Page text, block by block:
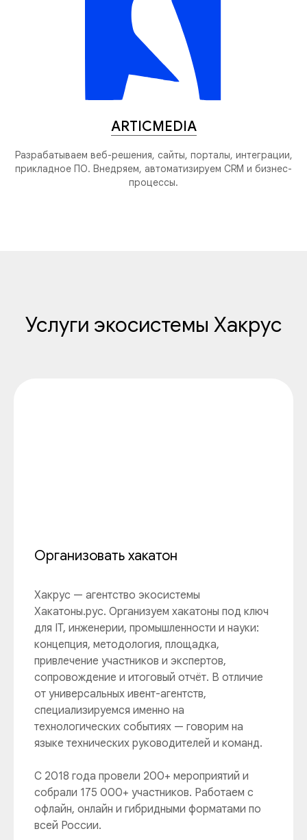
ARTICMEDIA
Разрабатываем веб-решения, сайты, порталы, интеграции,
прикладное ПО. Внедряем, автоматизируем CRM и бизнес-
процессы.
Услуги экосистемы Хакрус
Организовать хакатон
Хакрус — агентство экосистемы
Хакатоны.рус. Организуем хакатоны под ключ
для IT, инженерии, промышленности и науки:
концепция, методология, площадка,
привлечение участников и экспертов,
сопровождение и итоговый отчёт. В отличие
от универсальных ивент-агентств,
специализируемся именно на
технологических событиях — говорим на
языке технических руководителей и команд.
С 2018 года провели 200+ мероприятий и
собрали 175 000+ участников. Работаем с
офлайн, онлайн и гибридными форматами по
всей России.